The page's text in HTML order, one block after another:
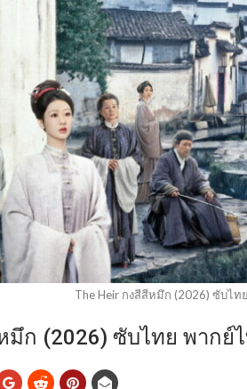
The Heir กงสีสีหมึก (2026) ซับไท
มึก (2026) ซับไทย พากย์